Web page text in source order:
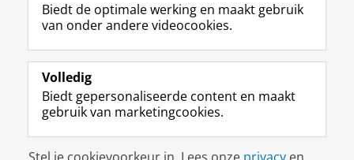
e
b
o
p
a
i
n
k
e
I
-
p
g
i
-
f
e
R
k
s
t
r
m
c
c
T
e
k
a
a
Studiekiezers
Alumni
Over ons
Disclaimer & Copyright
Biedt de optimale werking en maakt gebruik
van onder andere videocookies.
Volledig
Biedt gepersonaliseerde content en maakt
gebruik van marketingcookies.